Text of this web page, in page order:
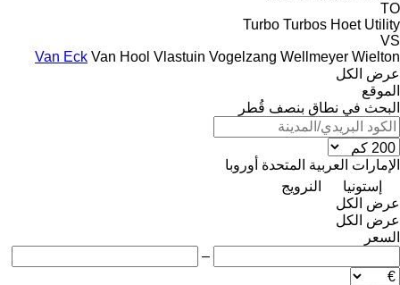
TO
Turbo Turbos Hoet Utility
VS
Van Eck Van Hool Vlastuin Vogelzang Wellmeyer Wielton
عرض الكل
الموقع
البحث في نطاق بنصف قُطر
الإمارات العربية المتحدة أوروبا
إستونيا
النرويج
عرض الكل
عرض الكل
السعر
–